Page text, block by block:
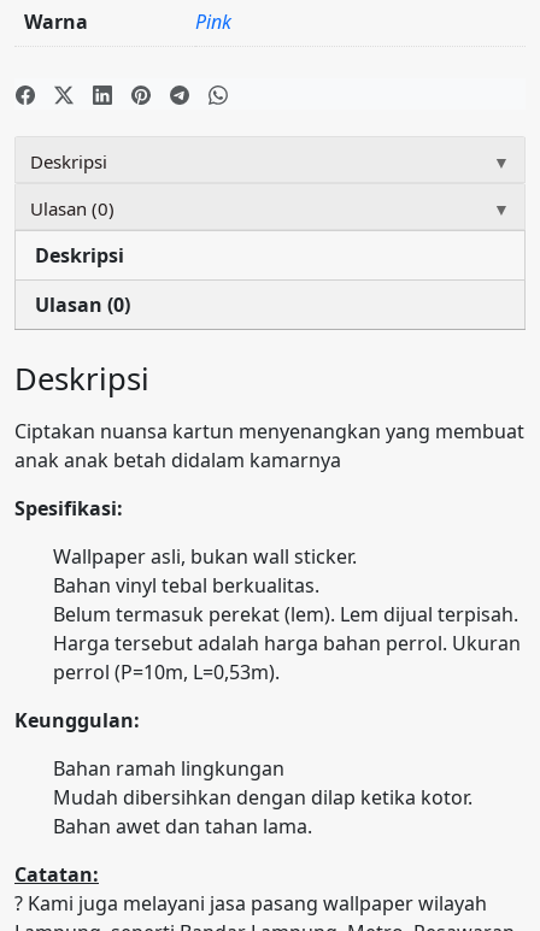
Warna
Pink
Deskripsi
▼
Ulasan (0)
▼
Deskripsi
Ulasan (0)
Deskripsi
Ciptakan nuansa kartun menyenangkan yang membuat
anak anak betah didalam kamarnya
Spesifikasi:
Wallpaper asli, bukan wall sticker.
Bahan vinyl tebal berkualitas.
Belum termasuk perekat (lem). Lem dijual terpisah.
Harga tersebut adalah harga bahan perrol. Ukuran
perrol (P=10m, L=0,53m).
Keunggulan:
Bahan ramah lingkungan
Mudah dibersihkan dengan dilap ketika kotor.
Bahan awet dan tahan lama.
Catatan:
? Kami juga melayani jasa pasang wallpaper wilayah